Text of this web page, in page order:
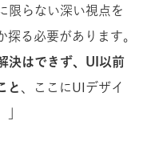
限らない深い視点を
る必要があります。
決はできず、UI以前
と 、ここにUIデザイ